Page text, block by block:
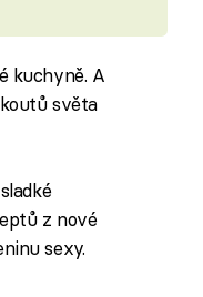
kuchyně. A
světa
z nové
sexy.